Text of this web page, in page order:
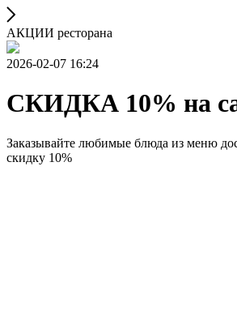
АКЦИИ ресторана
2026-02-07 16:24
СКИДКА 10% на
Заказывайте любимые блюда из меню
скидку 10%